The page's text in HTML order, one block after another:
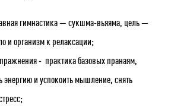
гимнастика — сукшма-вьяяма, цель —
и организм к релаксации;
- практика базовых пранаям,
энергию и успокоить мышление, снять